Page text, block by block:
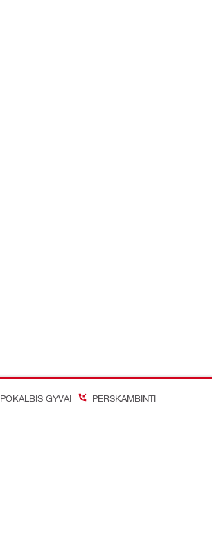
POKALBIS GYVAI PERSKAMBINTI